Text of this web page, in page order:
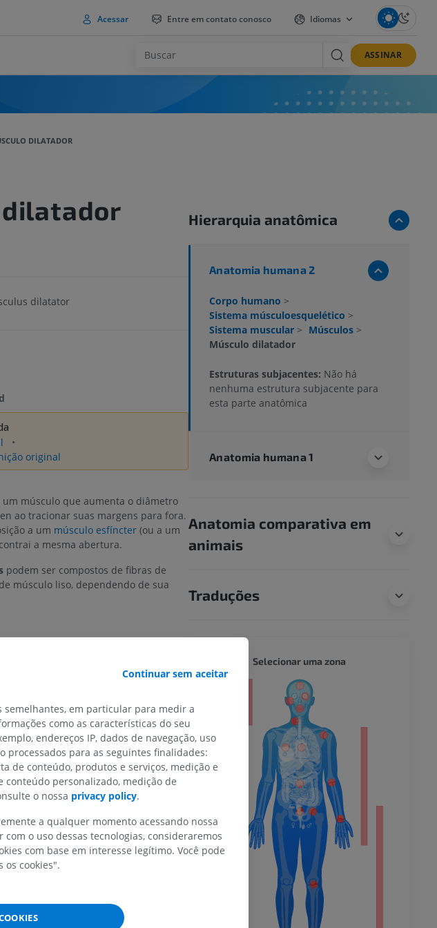
Acessar Entre em contato conosco Idiomas
ASSINAR
DILATADOR
dilatator
original
músculo que aumenta o diâmetro
ao tracionar suas margens para fora.
a um músculo esfíncter(ou a um
a mesma abertura.
podem ser compostos de fibras de
músculo liso, dependendo de sua
incorreta? RELATAR
the anatomical basis of clinical practice
New York: Elsevier.
Hierarquia anatômica
Anatomia humana 2
Corpo humano >
Sistema músculoesquelético >
Sistema muscular > Músculos >
Músculo dilatador
Estruturas subjacentes: Não há
nenhuma estrutura subjacente para
esta parte anatômica
Anatomia humana 1
Anatomia comparativa em
animais
Traduções
Ilustrações
PREMIUM
Radiografias do membro
inferior
Radiografias
GRÁTIS
IRM do membro inferior
IRM
Ressonância magnética do
Selecionar uma zona
Continuar sem aceitar
semelhantes, em particular para medir a
como as características do seu
endereços IP, dados de navegação, uso
processados para as seguintes finalidades:
de conteúdo, produtos e serviços, medição e
conteúdo personalizado, medição de
o nossa privacy policy.
a qualquer momento acessando nossa
o uso dessas tecnologias, consideraremos
com base em interesse legítimo. Você pode
os cookies".